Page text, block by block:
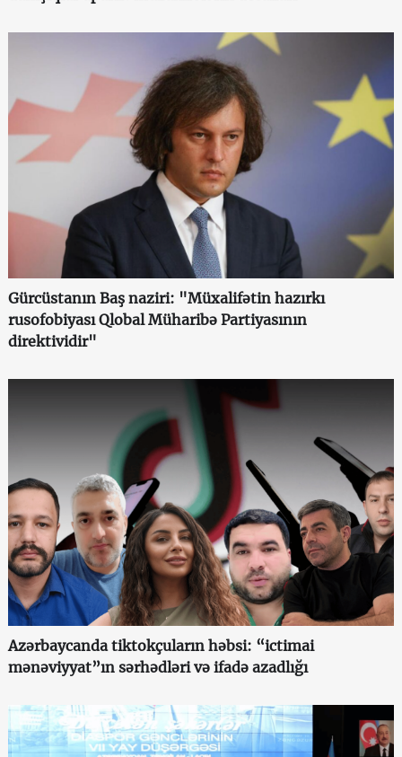
Gürcüstanın Baş naziri: "Müxalifətin hazırkı
rusofobiyası Qlobal Müharibə Partiyasının
direktividir"
Azərbaycanda tiktokçuların həbsi: “ictimai
mənəviyyat”ın sərhədləri və ifadə azadlığı